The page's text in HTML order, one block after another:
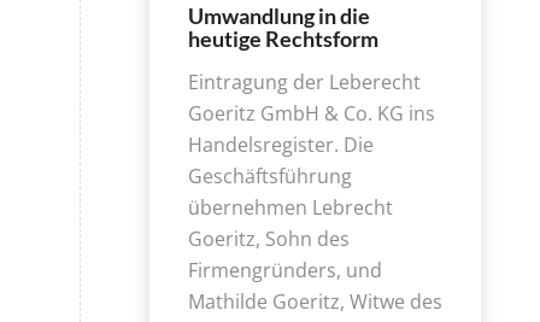
Umwandlung in die
heutige Rechtsform
Eintragung der Leberecht
Goeritz GmbH & Co. KG ins
Handelsregister. Die
Geschäftsführung
übernehmen Lebrecht
Goeritz, Sohn des
Firmengründers, und
Mathilde Goeritz, Witwe des